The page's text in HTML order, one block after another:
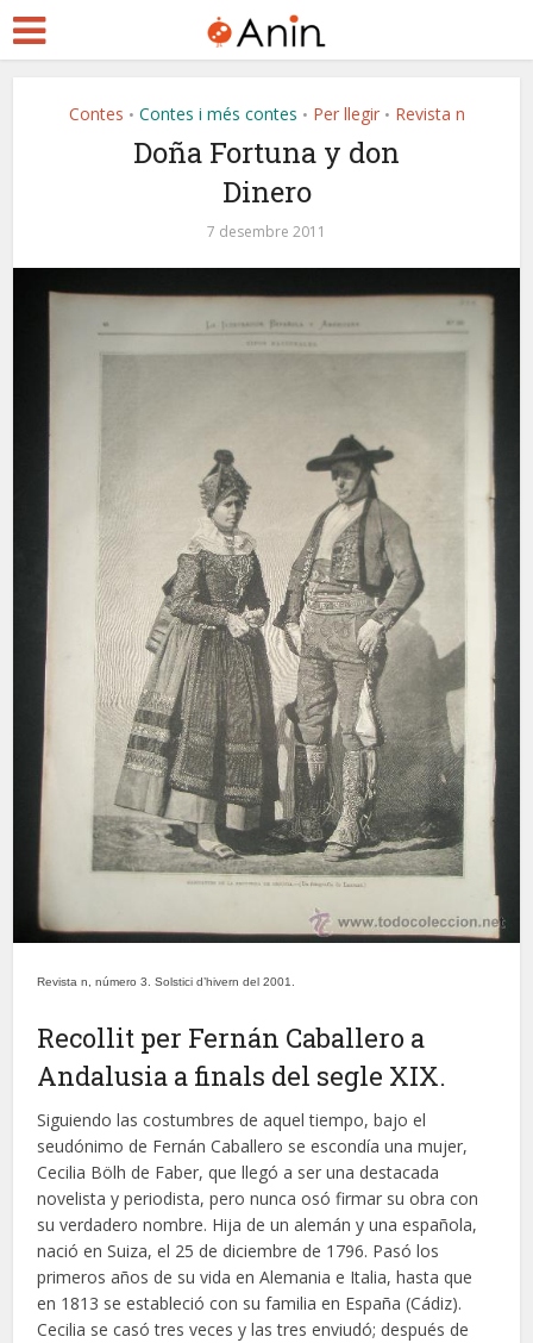
Contes • Contes i més contes • Per llegir • Revista n
Doña Fortuna y don
Dinero
7 desembre 2011
Revista n, número 3. Solstici d’hivern del 2001.
Recollit per Fernán Caballero a
Andalusia a finals del segle XIX.
Siguiendo las costumbres de aquel tiempo, bajo el
seudónimo de Fernán Caballero se escondía una mujer,
Cecilia Bölh de Faber, que llegó a ser una destacada
novelista y periodista, pero nunca osó firmar su obra con
su verdadero nombre. Hija de un alemán y una española,
nació en Suiza, el 25 de diciembre de 1796. Pasó los
primeros años de su vida en Alemania e Italia, hasta que
en 1813 se estableció con su familia en España (Cádiz).
Cecilia se casó tres veces y las tres enviudó; después de